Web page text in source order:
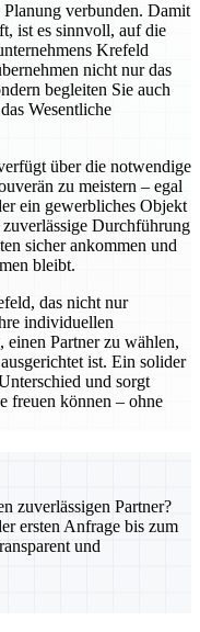
verbunden. Damit
ist es sinnvoll, auf die
Krefeld
nicht nur das
begleiten Sie auch
Wesentliche
über die notwendige
zu meistern – egal
ein gewerbliches Objekt
Durchführung
sicher ankommen und
bleibt.
das nicht nur
individuellen
Partner zu wählen,
ist. Ein solider
und sorgt
freuen können – ohne
zuverlässigen Partner?
ersten Anfrage bis zum
und